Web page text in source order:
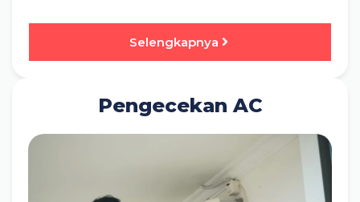
Selengkapnya
Pengecekan AC